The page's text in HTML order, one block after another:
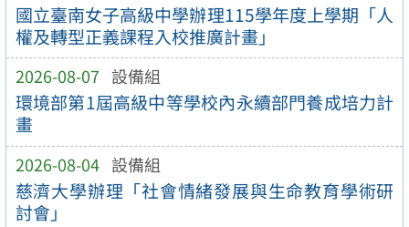
國立臺南女子高級中學辦理115學年度上學期「人
權及轉型正義課程入校推廣計畫」
2026-08-07 設備組
環境部第1屆高級中等學校內永續部門養成培力計
畫
2026-08-04 設備組
慈濟大學辦理「社會情緒發展與生命教育學術研
討會」